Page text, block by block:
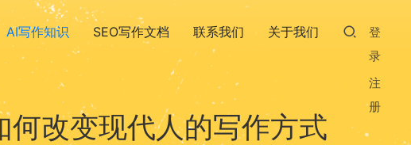
AI写作知识 SEO写作文档 联系我们 关于我们
登
录
注
册
改变现代人的写作方式